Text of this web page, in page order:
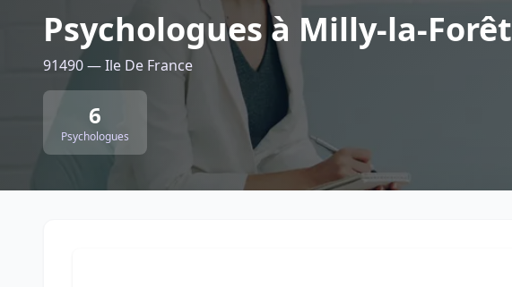
Psychologues à Milly-la-Forêt
91490 — Ile De France
6
Psychologues